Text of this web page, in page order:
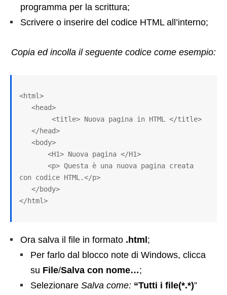
programma per la scrittura;
Scrivere o inserire del codice HTML all’interno;
Copia ed incolla il seguente codice come esempio:
<html>
con codice HTML.</p>
</html>
Ora salva il file in formato .html ;
Per farlo dal blocco note di Windows, clicca
su File/Salva con nome…;
Selezionare Salva come: “Tutti i file(*.*)”